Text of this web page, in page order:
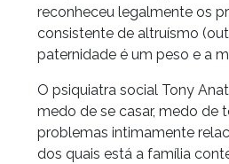
reconheceu legalmente os
consistente de altruísmo
paternidade é um peso e a
O psiquiatra social Tony
medo de se casar, medo de
problemas intimamente
dos quais está a família